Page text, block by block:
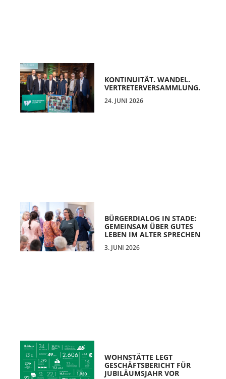
KONTINUITÄT. WANDEL.
VERTRETERVERSAMMLUNG.
24. JUNI 2026
BÜRGERDIALOG IN STADE:
GEMEINSAM ÜBER GUTES
LEBEN IM ALTER SPRECHEN
3. JUNI 2026
WOHNSTÄTTE LEGT
GESCHÄFTSBERICHT FÜR
JUBILÄUMSJAHR VOR